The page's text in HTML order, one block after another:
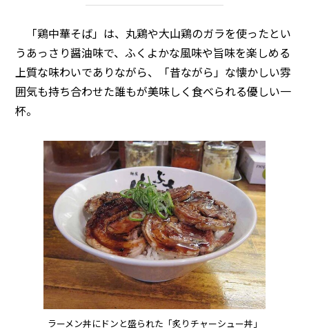
「鶏中華そば」は、丸鶏や大山鶏のガラを使ったとい
うあっさり醤油味で、ふくよかな風味や旨味を楽しめる
上質な味わいでありながら、「昔ながら」な懐かしい雰
囲気も持ち合わせた誰もが美味しく食べられる優しい一
杯。
ラーメン丼にドンと盛られた「炙りチャーシュー丼」